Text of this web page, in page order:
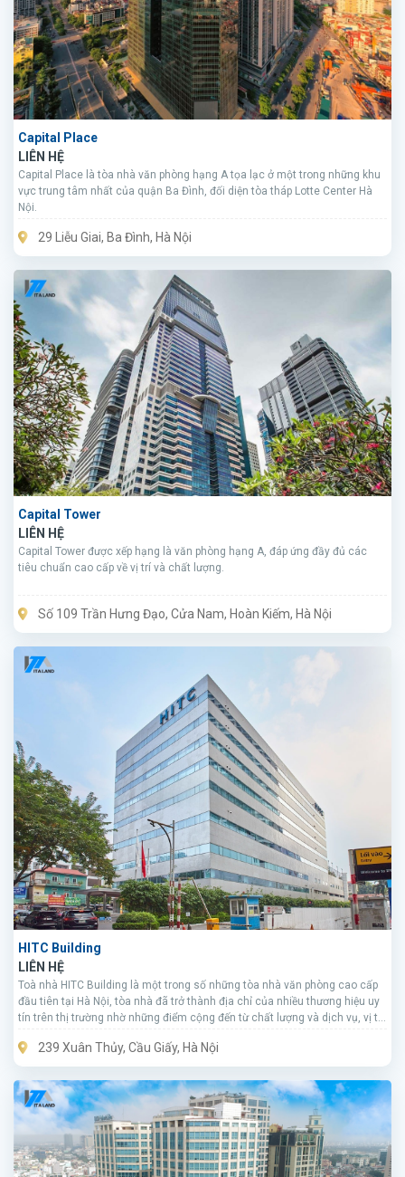
Capital Place
LIÊN HỆ
Capital Place là tòa nhà văn phòng hạng A tọa lạc ở một trong những khu
vực trung tâm nhất của quận Ba Đình, đối diện tòa tháp Lotte Center Hà
Nội.
29 Liễu Giai, Ba Đình, Hà Nội
Capital Tower
LIÊN HỆ
Capital Tower được xếp hạng là văn phòng hạng A, đáp ứng đầy đủ các
tiêu chuẩn cao cấp về vị trí và chất lượng.
Số 109 Trần Hưng Đạo, Cửa Nam, Hoàn Kiếm, Hà Nội
HITC Building
LIÊN HỆ
Toà nhà HITC Building là một trong số những tòa nhà văn phòng cao cấp
đầu tiên tại Hà Nội, tòa nhà đã trở thành địa chỉ của nhiều thương hiệu uy
tín trên thị trường nhờ những điểm cộng đến từ chất lượng và dịch vụ, vị trí
239 Xuân Thủy, Cầu Giấy, Hà Nội